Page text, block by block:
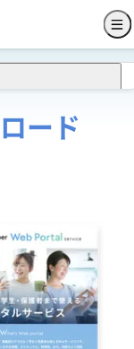
ード
強み
導入実績
開発コンセプト
る質問
販売代理店